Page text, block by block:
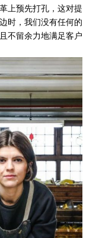
上预先打孔，这对提
时，我们没有任何的
不留余力地满足客户